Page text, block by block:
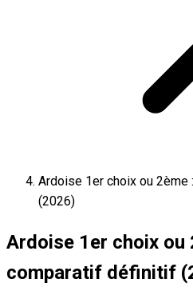
Ardoise 1er choix ou
(2026)
Ardoise 1er choix ou
comparatif définitif